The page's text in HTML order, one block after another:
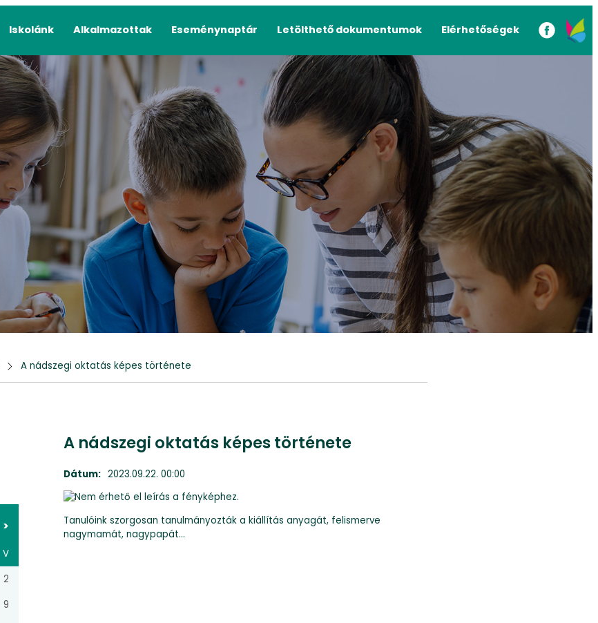
Iskolánk Alkalmazottak Eseménynaptár Letölthető dokumentumok Elérhetőségek
A nádszegi oktatás képes története
>
V
2
9
A nádszegi oktatás képes története
Dátum: 2023.09.22. 00:00
Tanulóink szorgosan tanulmányozták a kiállítás anyagát, felismerve
nagymamát, nagypapát…